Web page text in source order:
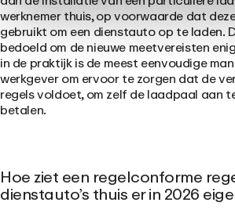
werknemer thuis, op voorwaarde dat
gebruikt om een dienstauto op te laden.
bedoeld om de nieuwe meetvereisten
in de praktijk is de meest eenvoudige
werkgever om ervoor te zorgen dat de
regels voldoet, om zelf de laadpaal aan
betalen.
Hoe ziet een regelconforme
dienstauto’s thuis er in 2026